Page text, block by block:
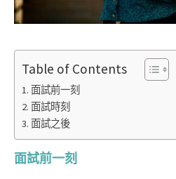
Table of Contents
面試前一刻
面試時刻
面試之後
面試前一刻